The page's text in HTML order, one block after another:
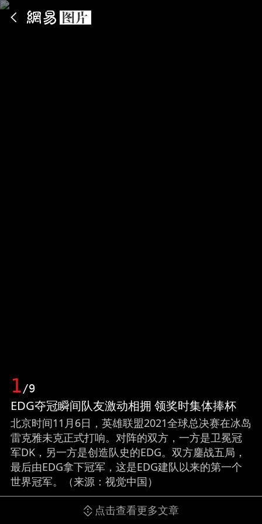
1/9
EDG夺冠瞬间队友激动相拥 领奖时集体捧杯
北京时间11月6日，英雄联盟2021全球总决赛在冰岛
雷克雅未克正式打响。对阵的双方，一方是卫冕冠
军DK，另一方是创造队史的EDG。双方鏖战五局，
最后由EDG拿下冠军，这是EDG建队以来的第一个
世界冠军。（来源：视觉中国）
点击查看更多文章
App内打开